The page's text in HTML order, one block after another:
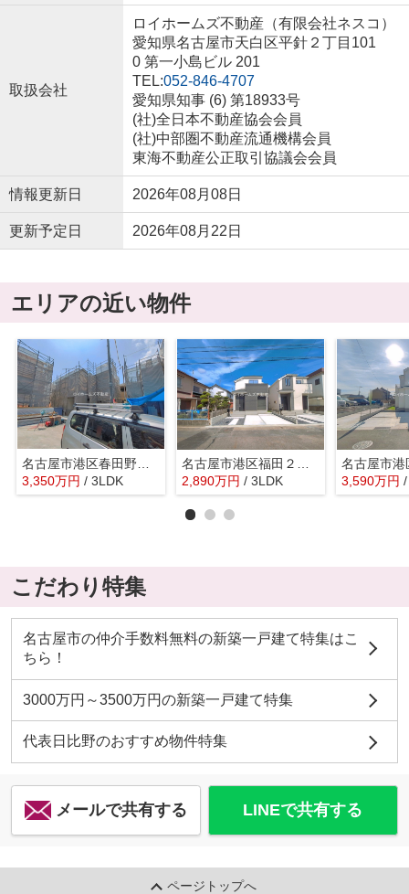
取扱会社
ロイホームズ不動産（有限会社ネスコ）
愛知県名古屋市天白区平針２丁目101
0 第一小島ビル 201
TEL:052-846-4707
愛知県知事 (6) 第18933号
(社)全日本不動産協会会員
(社)中部圏不動産流通機構会員
東海不動産公正取引協議会会員
情報更新日 2026年08月08日
更新予定日 2026年08月22日
エリアの近い物件
名古屋市港区春田野２丁目1404-1『仲介料無料』新築戸建て
3,350万円 / 3LDK
2,890万円 / 3LDK 3,590万円
こだわり特集
名古屋市の仲介手数料無料の新築一戸建て特集はこ
ちら！
3000万円～3500万円の新築一戸建て特集
代表日比野のおすすめ物件特集
メールで共有する LINEで共有する
ページトップへ